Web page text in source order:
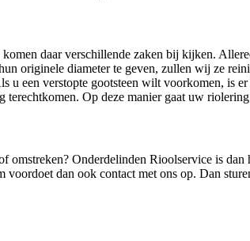
daar verschillende zaken bij kijken.
originele diameter te geven, zullen wij ze
u een verstopte gootsteen wilt voorkomen, is
Op deze manier gaat uw
Onderdelinden Rioolservice is
dan ook contact met ons op. Dan